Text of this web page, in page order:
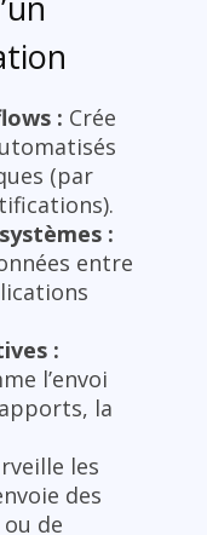
: Crée
(par
:
entre
:
l’envoi
la
les
des
de